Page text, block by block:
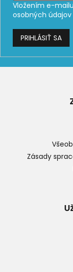
Vložením e-
osobných údajov
PRIHLÁSIŤ SA
Zásady